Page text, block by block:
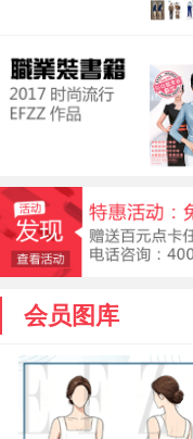
会员图库